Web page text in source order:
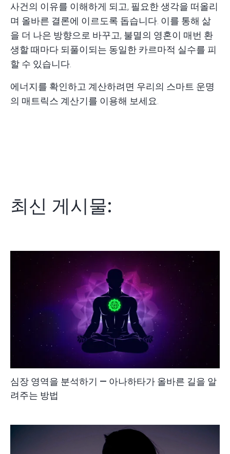
사건의 이유를 이해하게 되고, 필요한 생각을 떠올리
며 올바른 결론에 이르도록 돕습니다. 이를 통해 삶
을 더 나은 방향으로 바꾸고, 불멸의 영혼이 매번 환
생할 때마다 되풀이되는 동일한 카르마적 실수를 피
할 수 있습니다.
에너지를 확인하고 계산하려면 우리의 스마트 운명
의 매트릭스 계산기를 이용해 보세요.
최신 게시물:
심장 영역을 분석하기 — 아나하타가 올바른 길을 알
려주는 방법